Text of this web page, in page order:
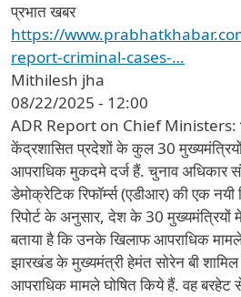
प्रभात खबर
https://
report-criminal-cases-…
Mithilesh jha
08/22/2025 - 12:00
ADR Report on Chief Ministers:
केंद्रशासित प्रदेशों के कुल 30
आपराधिक मुकदमे दर्ज हैं. चुनाव अधिकार
डेमोक्रेटिक रिफॉर्म्स (एडीआर) की एक नयी
रिपोर्ट के अनुसार, देश के 30
बताया है कि उनके खिलाफ आपराधिक
झारखंड के मुख्यमंत्री हेमंत सोरेन बी
आपराधिक मामले घोषित किये हैं. वह बरहेट